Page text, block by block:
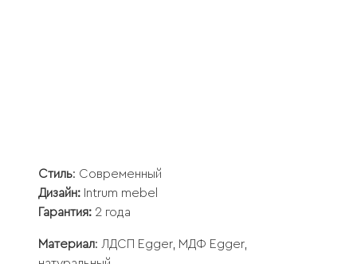
Стиль: Современный
Дизайн: Intrum mebel
Гарантия: 2 года
Материал: ЛДСП Egger, МДФ Egger,